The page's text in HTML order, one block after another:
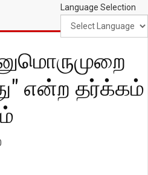
Language Selection
என்ற தர்க்கம்